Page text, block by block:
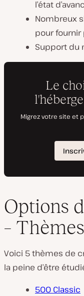
l’état
Nombreux
pour fournir
Support du
Options
–
Voici 5 thèmes de
la peine d’être
500 Classic